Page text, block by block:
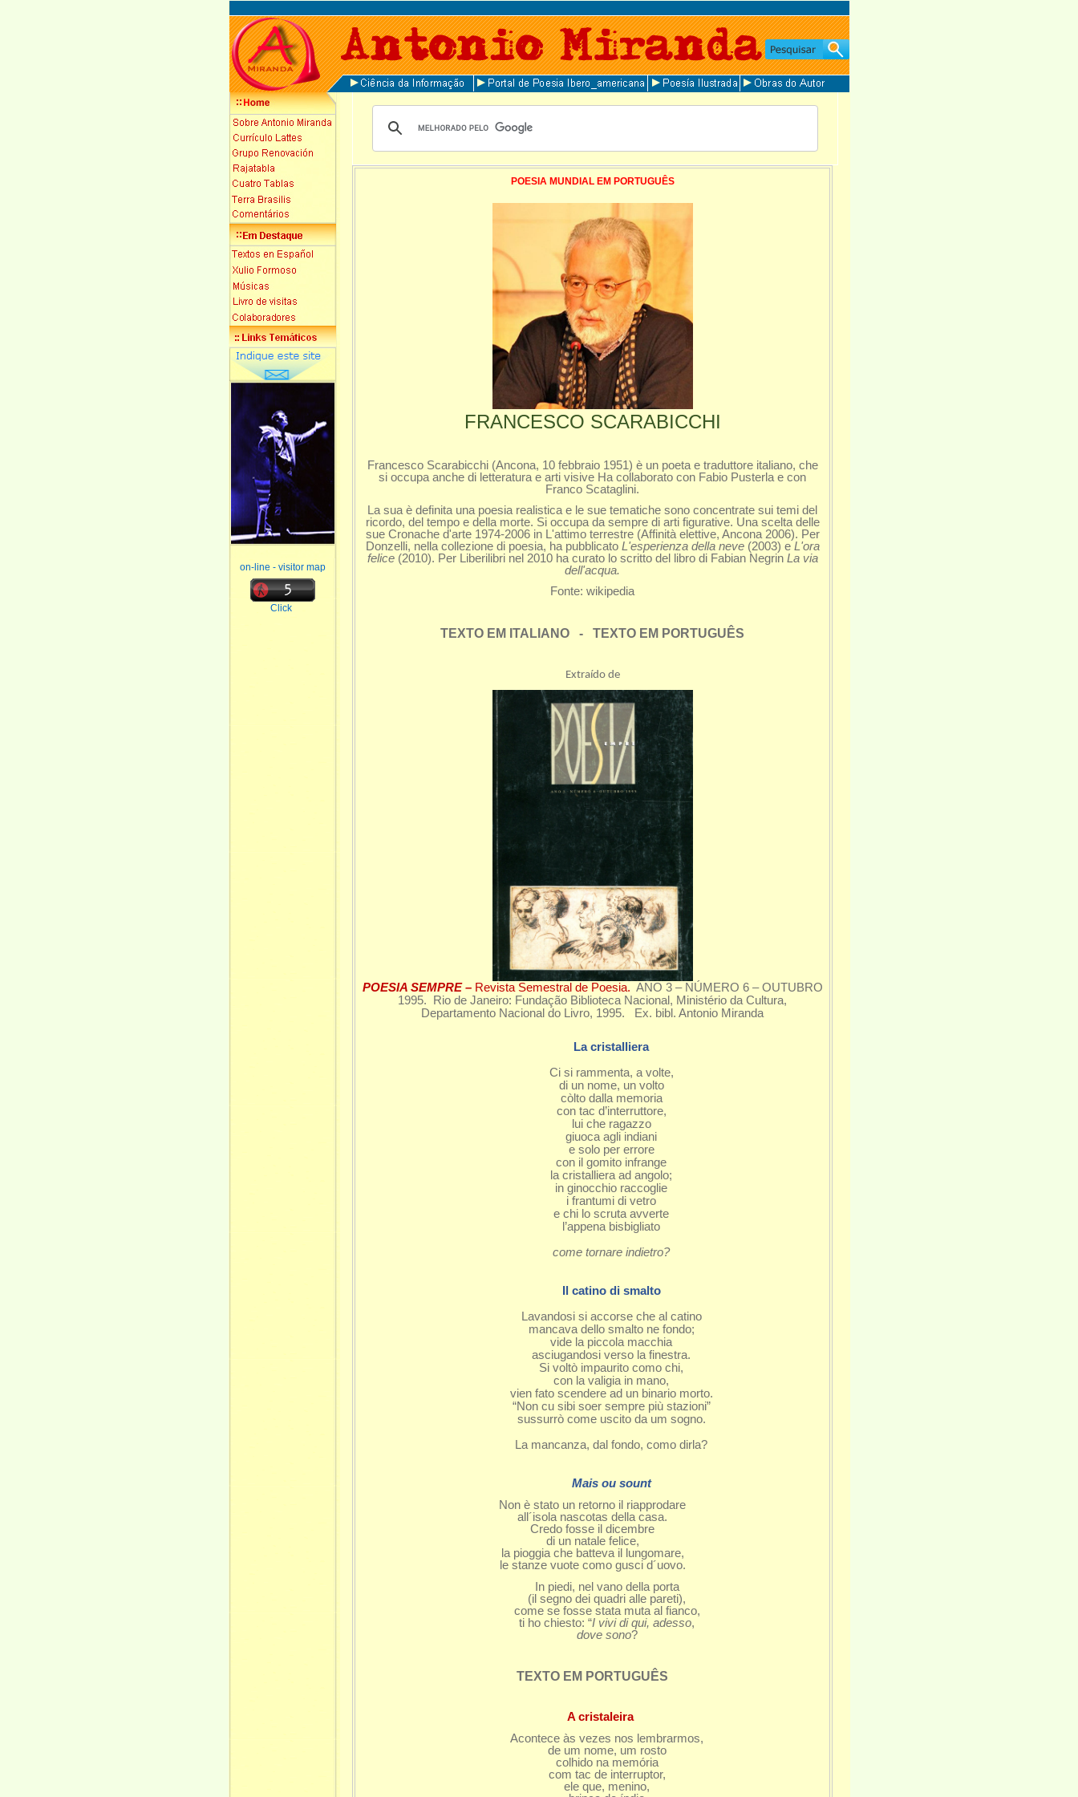
on-line - visitor map
Click
POESIA MUNDIAL EM PORTUGUÊS
FRANCESCO SCARABICCHI
Francesco Scarabicchi (Ancona, 10 febbraio 1951) è un poeta e traduttore italiano, che
si occupa anche di letteratura e arti visive Ha collaborato con Fabio Pusterla e con
Franco Scataglini.
La sua è definita una poesia realistica e le sue tematiche sono concentrate sui temi del
ricordo, del tempo e della morte. Si occupa da sempre di arti figurative. Una scelta delle
sue Cronache d'arte 1974-2006 in L'attimo terrestre (Affinità elettive, Ancona 2006). Per
Donzelli, nella collezione di poesia, ha pubblicato L'esperienza della neve(2003) e L'ora
felice(2010). Per Liberilibri nel 2010 ha curato lo scritto del libro di Fabian Negrin La via
dell'acqua.
Fonte: wikipedia
TEXTO EM ITALIANO - TEXTO EM PORTUGUÊS
Extraído de
POESIA SEMPRE –Revista Semestral de Poesia. ANO 3 – NÚMERO 6 – OUTUBRO
1995. Rio de Janeiro: Fundação Biblioteca Nacional, Ministério da Cultura,
Departamento Nacional do Livro, 1995. Ex. bibl. Antonio Miranda
La cristalliera
Ci si rammenta, a volte,
di un nome, un volto
còlto dalla memoria
con tac d’interruttore,
lui che ragazzo
giuoca agli indiani
e solo per errore
con il gomito infrange
la cristalliera ad angolo;
in ginocchio raccoglie
i frantumi di vetro
e chi lo scruta avverte
l’appena bisbigliato
come tornare indietro?
Il catino di smalto
Lavandosi si accorse che al catino
mancava dello smalto ne fondo;
vide la piccola macchia
asciugandosi verso la finestra.
Si voltò impaurito como chi,
con la valigia in mano,
vien fato scendere ad un binario morto.
“Non cu sibi soer sempre più stazioni”
sussurrò come uscito da um sogno.
La mancanza, dal fondo, como dirla?
Mais ou sount
Non è stato un retorno il riapprodare
all´isola nascotas della casa.
Credo fosse il dicembre
di un natale felice,
la pioggia che batteva il lungomare,
le stanze vuote como gusci d´uovo.
In piedi, nel vano della porta
(il segno dei quadri alle pareti),
come se fosse stata muta al fianco,
ti ho chiesto: “I vivi di qui, adesso,
dove sono?
TEXTO EM PORTUGUÊS
A cristaleira
Acontece às vezes nos lembrarmos,
de um nome, um rosto
colhido na memória
com tac de interruptor,
ele que, menino,